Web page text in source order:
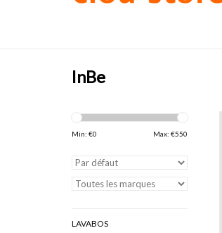
InBe
Min: €0 Max: €550
LAVABOS